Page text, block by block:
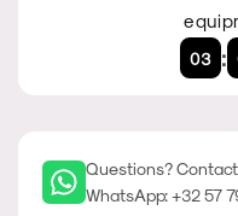
03 :
Questions?
WhatsApp: +32 57